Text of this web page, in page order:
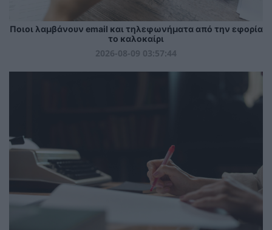
Ποιοι λαμβάνουν email και τηλεφωνήματα από την εφορία
το καλοκαίρι
2026-08-09 03:57:44